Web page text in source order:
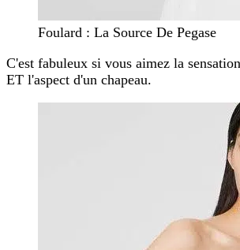
Foulard : La Source De Pegase
C'est fabuleux si vous aimez la
ET l'aspect d'un chapeau.